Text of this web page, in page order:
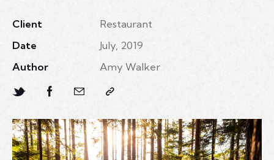
Client
Restaurant
Date
July, 2019
Author
Amy Walker